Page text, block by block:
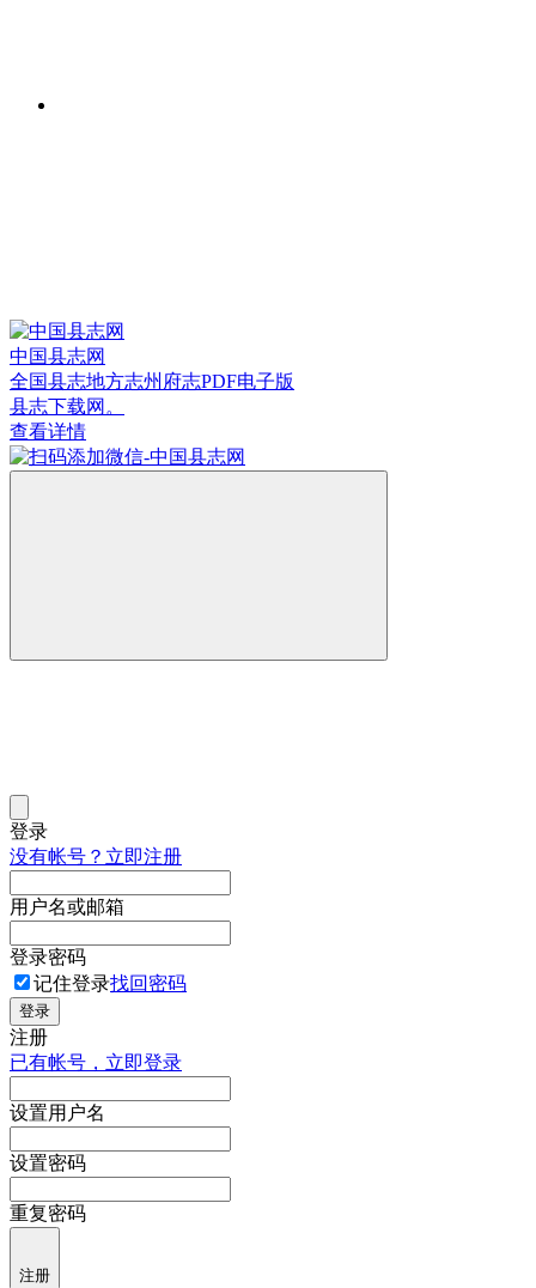
中国县志网
全国县志地方志州府志PDF电子版
县志下载网。
查看详情
登录
没有帐号？立即注册
用户名或邮箱
登录密码
记住登录找回密码
登录
注册
已有帐号，立即登录
设置用户名
设置密码
重复密码
注册